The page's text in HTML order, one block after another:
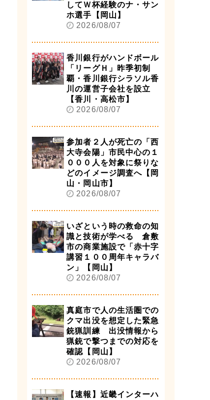
してＷ杯経験のナ・サン
ホ選手【岡山】
2026/08/07
香川銀行がハンドボール
「リーグＨ」昨季初制
覇・香川銀行シラソル香
川の運営子会社を設立
【香川・高松市】
2026/08/07
参加者２人が死亡の「西
大寺会陽」市民中心の１
０００人を対象に祭りな
どのイメージ調査へ【岡
山・岡山市】
2026/08/07
いざという時の救命の知
識と技術が学べる 倉敷
市の商業施設で「赤十字
講習１００周年キャラバ
ン」【岡山】
2026/08/07
真庭市で人の生活圏での
クマ出没を想定した緊急
銃猟訓練 出没情報から
猟銃で撃つまでの対応を
確認【岡山】
2026/08/07
【速報】近畿インターハ